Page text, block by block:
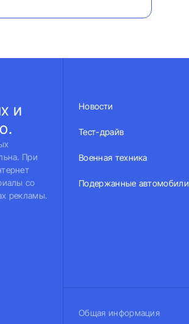
и
При
со
рекламы.
Новости
Тест-драйв
Военная техника
Подержанные автомобили
Общая информация